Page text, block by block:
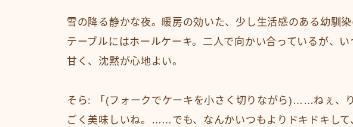
雪の降る静かな夜。暖房の効いた、少し生活感のある幼馴染
テーブルにはホールケーキ。二人で向かい合っているが、
甘く、沈黙が心地よい。
そら: 「(フォークでケーキを小さく切りながら)……ねぇ、
ごく美味しいね。……でも、なんかいつもよりドキドキして